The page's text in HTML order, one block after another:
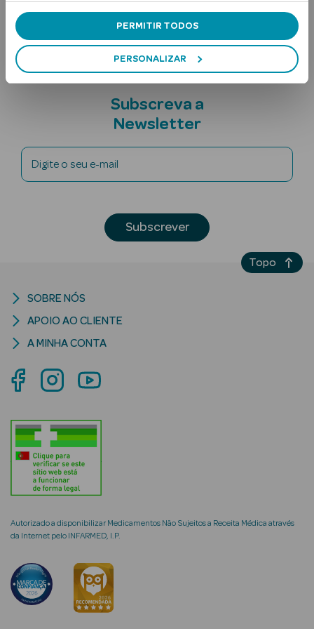
PERMITIR TODOS
PERSONALIZAR
Solares
Corpo
Criança
Rosto e
Ver Tudo
Cosmética
Rosto
Séruns Faciais
Creme de Olhos
Anti-
Nota adicional
Subscreva a
Newsletter
Digite o seu e-mail
Subscrever
Autorizado a disponibilizar Medicamentos Não Sujeitos a Receita Médica através
da Internet pelo INFARMED, I.P.
SOBRE NÓS
APOIO AO CLIENTE
A MINHA CONTA
Topo